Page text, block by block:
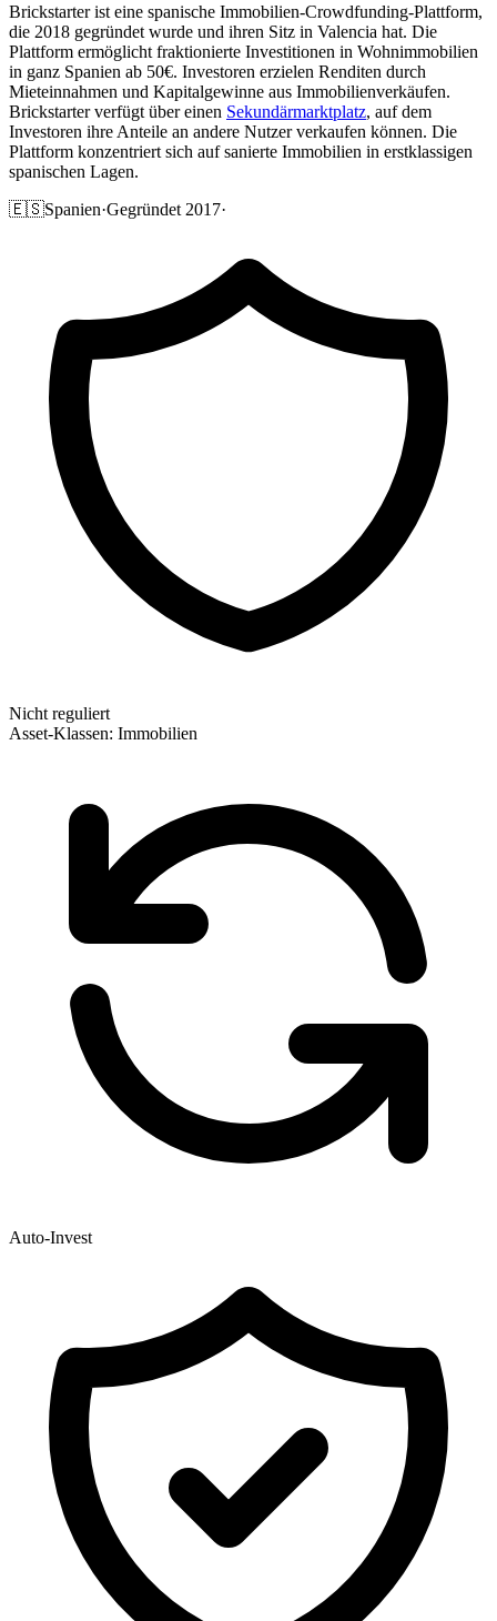
Brickstarter ist eine spanische Immobilien-Crowdfunding-Plattform,
die 2018 gegründet wurde und ihren Sitz in Valencia hat. Die
Plattform ermöglicht fraktionierte Investitionen in Wohnimmobilien
in ganz Spanien ab 50€. Investoren erzielen Renditen durch
Mieteinnahmen und Kapitalgewinne aus Immobilienverkäufen.
Brickstarter verfügt über einen Sekundärmarktplatz, auf dem
Investoren ihre Anteile an andere Nutzer verkaufen können. Die
Plattform konzentriert sich auf sanierte Immobilien in erstklassigen
spanischen Lagen.
🇪🇸Spanien·Gegründet 2017·
Nicht reguliert
Asset-Klassen: Immobilien
Auto-Invest